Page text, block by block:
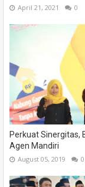
April 21, 2021 0
Perkuat Sinergitas,
Agen Mandiri
August 05, 2019 0